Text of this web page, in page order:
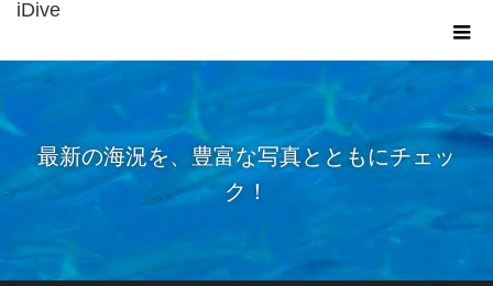
iDive
最新の海況を、豊富な写真とともにチェッ
ク！